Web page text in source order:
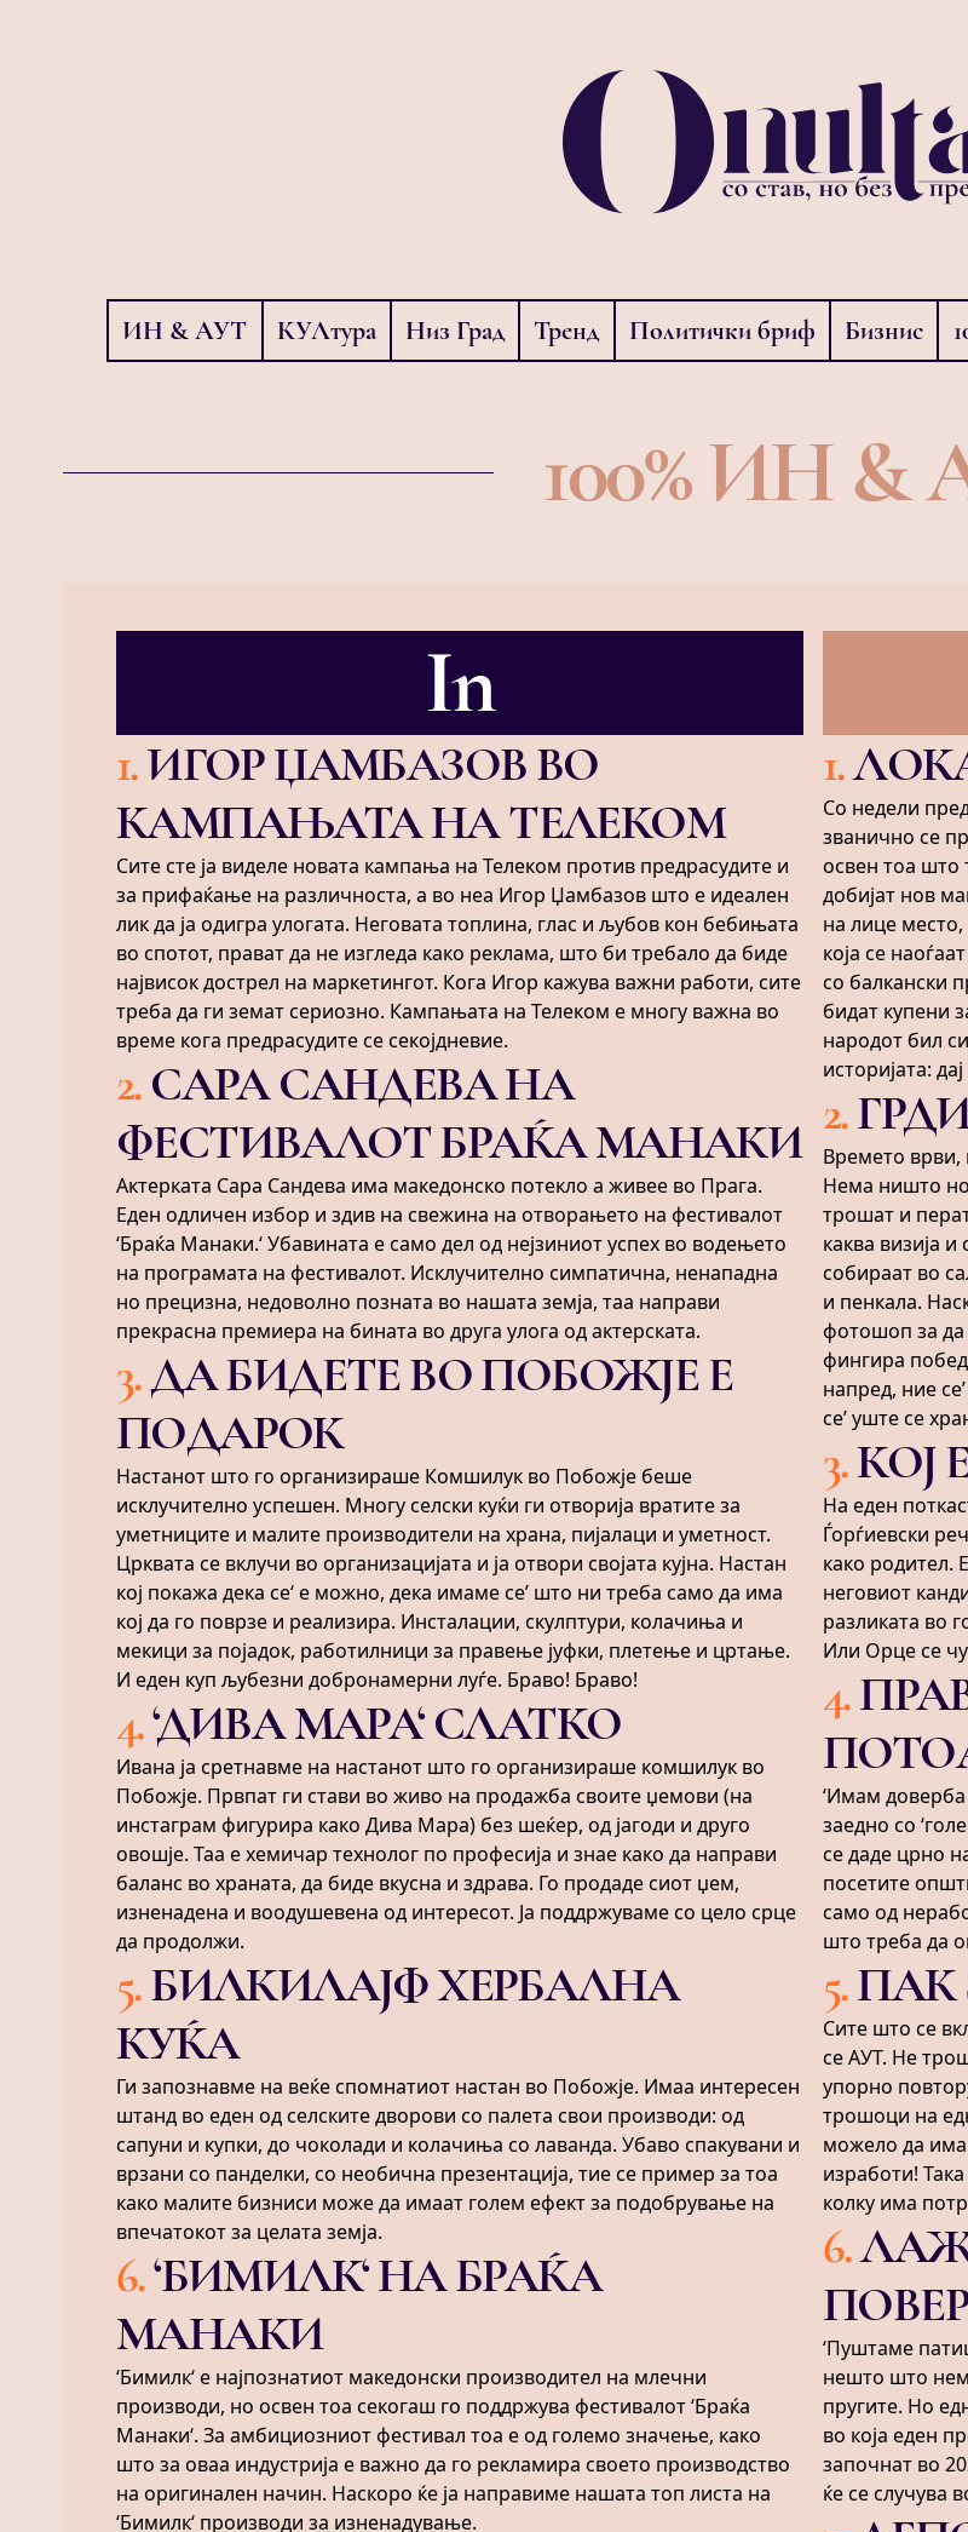
ИН & АУТ КУЛтура Низ Град Тренд Политички бриф Бизнис
100% ИН &
In
1.ИГОР ЏАМБАЗОВ ВО
КАМПАЊАТА НА ТЕЛЕКОМ
Сите сте ја виделе новата кампања на Телеком против предрасудите и
за прифаќање на различноста, а во неа Игор Џамбазов што е идеален
лик да ја одигра улогата. Неговата топлина, глас и љубов кон бебињата
во спотот, прават да не изгледа како реклама, што би требало да биде
највисок дострел на маркетингот. Кога Игор кажува важни работи, сите
треба да ги земат сериозно. Кампањата на Телеком е многу важна во
време кога предрасудите се секојдневие.
2.САРА САНДЕВА НА
ФЕСТИВАЛОТ БРАЌА МАНАКИ
Актерката Сара Сандева има македонско потекло а живее во Прага.
Еден одличен избор и здив на свежина на отворањето на фестивалот
‘Браќа Манаки.‘ Убавината е само дел од нејзиниот успех во водењето
на програмата на фестивалот. Исклучително симпатична, ненападна
но прецизна, недоволно позната во нашата земја, таа направи
прекрасна премиера на бината во друга улога од актерската.
3.ДА БИДЕТЕ ВО ПОБОЖЈЕ Е
ПОДАРОК
Настанот што го организираше Комшилук во Побожје беше
исклучително успешен. Многу селски куќи ги отворија вратите за
уметниците и малите производители на храна, пијалаци и уметност.
Црквата се вклучи во организацијата и ја отвори својата кујна. Настан
кој покажа дека се‘ е можно, дека имаме се’ што ни треба само да има
кој да го поврзе и реализира. Инсталации, скулптури, колачиња и
мекици за појадок, работилници за правење јуфки, плетење и цртање.
И еден куп љубезни добронамерни луѓе. Браво! Браво!
4.‘ДИВА МАРА‘ СЛАТКО
Ивана ја сретнавме на настанот што го организираше комшилук во
Побожје. Првпат ги стави во живо на продажба своите џемови (на
инстаграм фигурира како Дива Мара) без шеќер, од јагоди и друго
овошје. Таа е хемичар технолог по професија и знае како да направи
баланс во храната, да биде вкусна и здрава. Го продаде сиот џем,
изненадена и воодушевена од интересот. Ја поддржуваме со цело срце
да продолжи.
5.БИЛКИЛАЈФ ХЕРБАЛНА
КУЌА
Ги запознавме на веќе спомнатиот настан во Побожје. Имаа интересен
штанд во еден од селските дворови со палета свои производи: од
сапуни и купки, до чоколади и колачиња со лаванда. Убаво спакувани и
врзани со панделки, со необична презентација, тие се пример за тоа
како малите бизниси може да имаат голем ефект за подобрување на
впечатокот за целата земја.
6.‘БИМИЛК‘ НА БРАЌА
МАНАКИ
‘Бимилк‘ е најпознатиот македонски производител на млечни
производи, но освен тоа секогаш го поддржува фестивалот ‘Браќа
Манаки‘. За амбициозниот фестивал тоа е од големо значење, како
што за оваа индустрија е важно да го рекламира своето производство
на оригинален начин. Наскоро ќе ја направиме нашата топ листа на
‘Бимилк‘ производи за изненадување.
1.
Со недели
званично се
освен тоа што
добијат нов
на лице
која се
со балкански
бидат купени
народот бил
историјата:
2.
Времето врви,
Нема ништо
трошат и
каква визија
собираат во
и пенкала.
фотошоп за да
фингира
напред, ние
се’ уште се
3.КОЈ
На еден
Ѓорѓиевски
како родител.
неговиот
разликата во
Или Орце се
4.
‘Имам доверба
заедно со
се даде црно
посетите
само од
што треба да
5.ПАК
Сите што се
се АУТ. Не
упорно
трошоци на
можело да
изработи!
колку има
6.
‘Пуштаме
нешто што
пругите. Но
во која еден
започнат во
ќе се случува